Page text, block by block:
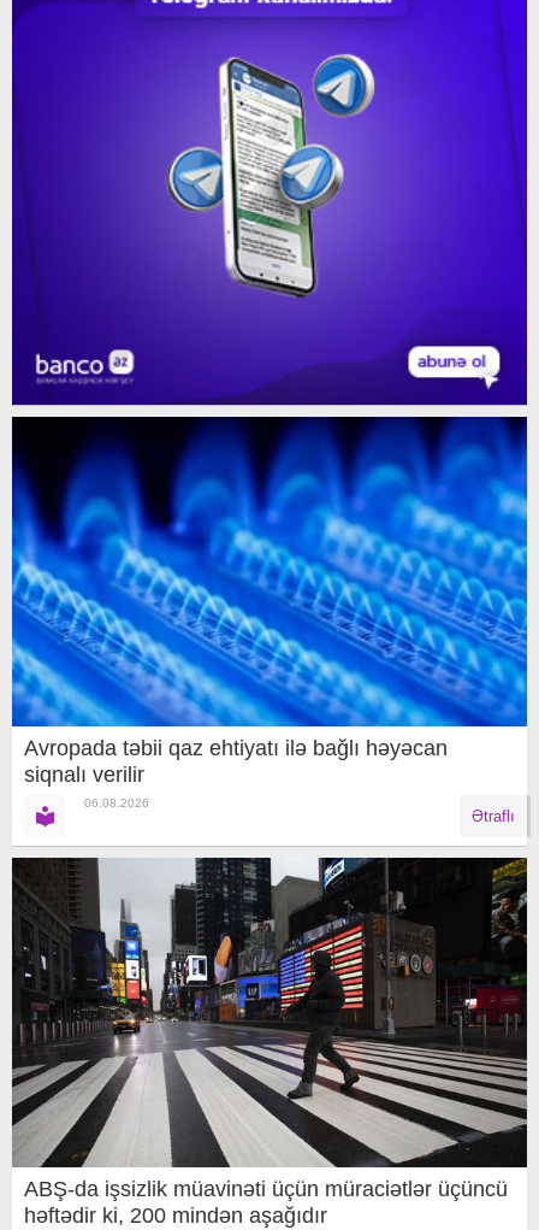
Avropada təbii qaz ehtiyatı ilə bağlı həyəcan
siqnalı verilir
06.08.2026
Ətraflı
ABŞ-da işsizlik müavinəti üçün müraciətlər üçüncü
həftədir ki, 200 mindən aşağıdır